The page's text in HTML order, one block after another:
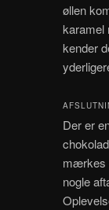
øllen
karamel
kender
Der er
mærkes
nogle